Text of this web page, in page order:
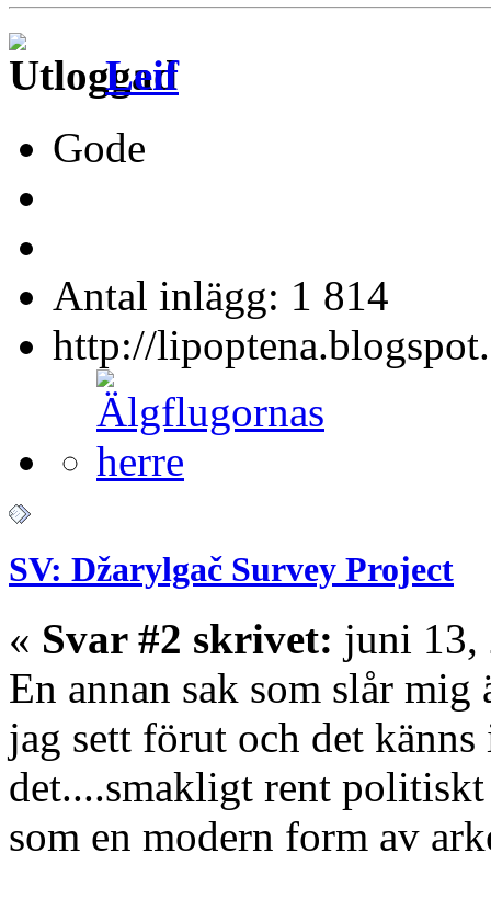
Leif
Gode
Antal inlägg: 1 814
http://
SV: Džarylgač Survey Project
« Svar #2 skrivet: juni 13,
En annan sak som slår
jag sett förut och det
det....smakligt rent
som en modern form av